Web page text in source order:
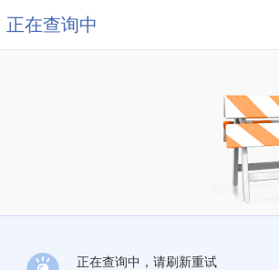
正在查询中
正在查询中，请刷新重试